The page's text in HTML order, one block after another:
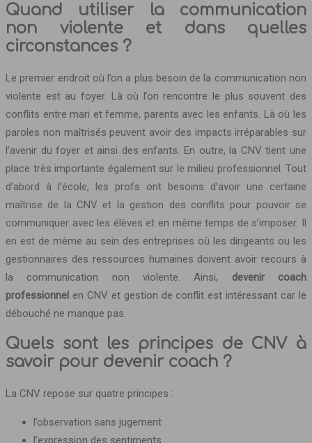
Quand utiliser la communication
non violente et dans quelles
circonstances ?
Le premier endroit où l’on a plus besoin de la communication non
violente est au foyer. Là où l’on rencontre le plus souvent des
conflits entre mari et femme, parents avec les enfants. Là où les
paroles non maîtrisés peuvent avoir des impacts irréparables sur
l’avenir du foyer et ainsi des enfants. En outre, la CNV tient une
place très importante également sur le milieu professionnel. Tout
d’abord à l’école, les profs ont besoins d’avoir une certaine
maîtrise de la CNV et la gestion des conflits pour pouvoir se
communiquer avec les élèves et en même temps de s’imposer. Il
en est de même au sein des entreprises où les dirigeants ou les
gestionnaires des ressources humaines doivent avoir recours à
la communication non violente. Ainsi, devenir coach
professionnel en CNV et gestion de conflit est intéressant car le
débouché ne manque pas.
Quels sont les principes de CNV à
savoir pour devenir coach ?
La CNV repose sur quatre principes :
l’observation sans jugement
l’expression des sentiments